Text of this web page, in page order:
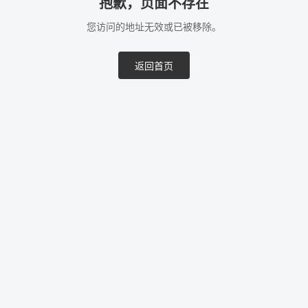
抱歉，页面不存在
您访问的地址无效或已被移除。
返回首页